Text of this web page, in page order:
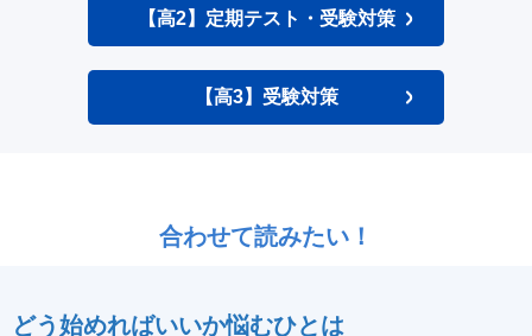
【高2】定期テスト・受験対策
【高3】受験対策
合わせて読みたい！
どう始めればいいか悩むひとは